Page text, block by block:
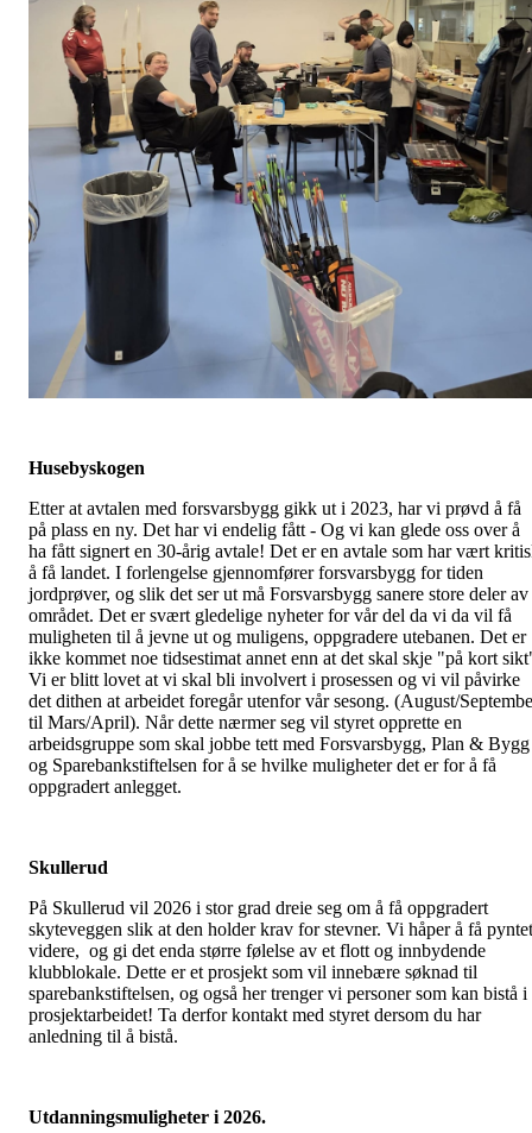
Husebyskogen
Etter at avtalen med forsvarsbygg gikk ut i 2023, har vi prøvd å få
på plass en ny. Det har vi endelig fått - Og vi kan glede oss over å
ha fått signert en 30-årig avtale! Det er en avtale som har vært
å få landet. I forlengelse gjennomfører forsvarsbygg for tiden
jordprøver, og slik det ser ut må Forsvarsbygg sanere store deler av
området. Det er svært gledelige nyheter for vår del da vi da vil få
muligheten til å jevne ut og muligens, oppgradere utebanen. Det er
ikke kommet noe tidsestimat annet enn at det skal skje "på kort
Vi er blitt lovet at vi skal bli involvert i prosessen og vi vil påvirke
det dithen at arbeidet foregår utenfor vår sesong. (August/
til Mars/April). Når dette nærmer seg vil styret opprette en
arbeidsgruppe som skal jobbe tett med Forsvarsbygg, Plan & Bygg
og Sparebankstiftelsen for å se hvilke muligheter det er for å få
oppgradert anlegget.
Skullerud
På Skullerud vil 2026 i stor grad dreie seg om å få oppgradert
skyteveggen slik at den holder krav for stevner. Vi håper å få pyntet
videre, og gi det enda større følelse av et flott og innbydende
klubblokale. Dette er et prosjekt som vil innebære søknad til
sparebankstiftelsen, og også her trenger vi personer som kan bistå i
prosjektarbeidet! Ta derfor kontakt med styret dersom du har
anledning til å bistå.
Utdanningsmuligheter i 2026.